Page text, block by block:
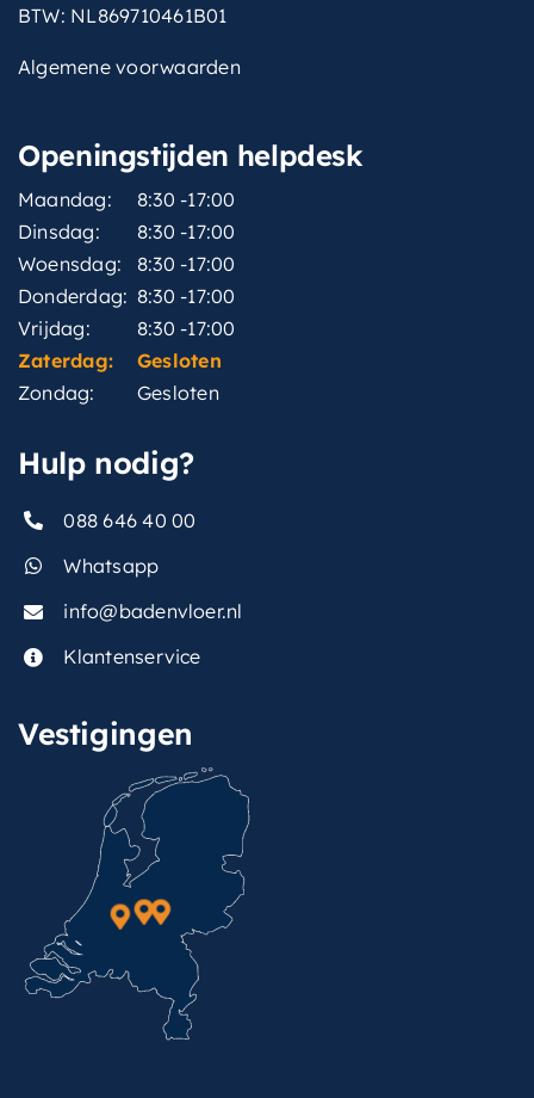
BTW: NL869710461B01
Algemene voorwaarden
Openingstijden helpdesk
Maandag:
8:30 -17:00
Dinsdag:
8:30 -17:00
Woensdag:
8:30 -17:00
Donderdag: 8:30 -17:00
Vrijdag:
8:30 -17:00
Zaterdag:
Gesloten
Zondag:
Gesloten
Hulp nodig?
088 646 40 00
Whatsapp
info@badenvloer.nl
Klantenservice
Vestigingen